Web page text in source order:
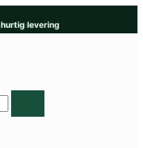
hurtig levering